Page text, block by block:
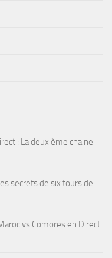
: La deuxième chaine
secrets de six tours de
vs Comores en Direct